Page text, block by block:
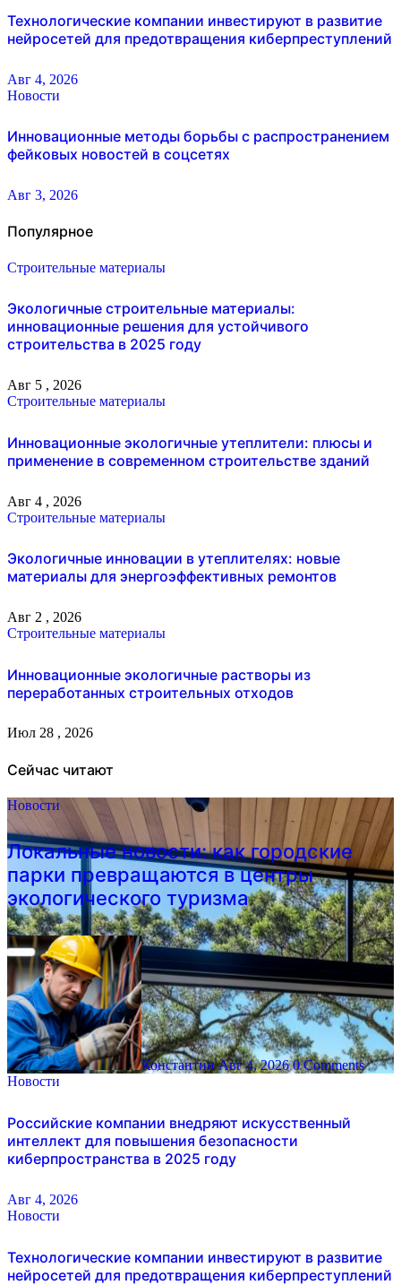
Технологические компании инвестируют в развитие
нейросетей для предотвращения киберпреступлений
Авг 4, 2026
Новости
Инновационные методы борьбы с распространением
фейковых новостей в соцсетях
Авг 3, 2026
Популярное
Строительные материалы
Экологичные строительные материалы:
инновационные решения для устойчивого
строительства в 2025 году
Авг 5 , 2026
Строительные материалы
Инновационные экологичные утеплители: плюсы и
применение в современном строительстве зданий
Авг 4 , 2026
Строительные материалы
Экологичные инновации в утеплителях: новые
материалы для энергоэффективных ремонтов
Авг 2 , 2026
Строительные материалы
Инновационные экологичные растворы из
переработанных строительных отходов
Июл 28 , 2026
Сейчас читают
Новости
Локальные новости: как городские
парки превращаются в центры
экологического туризма
КонстантинАвг 4, 2026 0 Comments
Новости
Российские компании внедряют искусственный
интеллект для повышения безопасности
киберпространства в 2025 году
Авг 4, 2026
Новости
Технологические компании инвестируют в развитие
нейросетей для предотвращения киберпреступлений